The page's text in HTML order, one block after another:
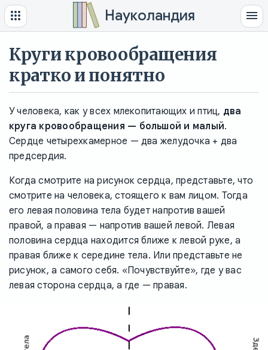
Науколандия
Круги кровообращения
кратко и понятно
У человека, как у всех млекопитающих и птиц, два
круга кровообращения — большой и малый.
Сердце четырехкамерное — два желудочка + два
предсердия.
Когда смотрите на рисунок сердца, представьте, что
смотрите на человека, стоящего к вам лицом. Тогда
его левая половина тела будет напротив вашей
правой, а правая — напротив вашей левой. Левая
половина сердца находится ближе к левой руке, а
правая ближе к середине тела. Или представьте не
рисунок, а самого себя. «Почувствуйте», где у вас
левая сторона сердца, а где — правая.